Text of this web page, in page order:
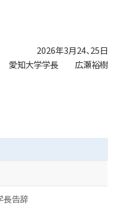
2026年3月24、25日
愛知大学学長 広瀬裕樹
長告辞